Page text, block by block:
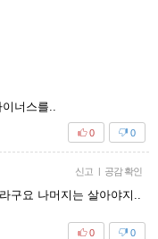
너스를..
0
0
신고 | 공감 확인
구요 나머지는 살아야지..
0
0